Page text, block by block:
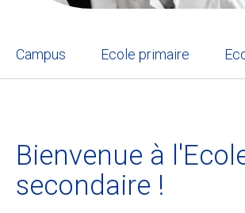
Campus Ecole primaire
Bienvenue à
secondaire !